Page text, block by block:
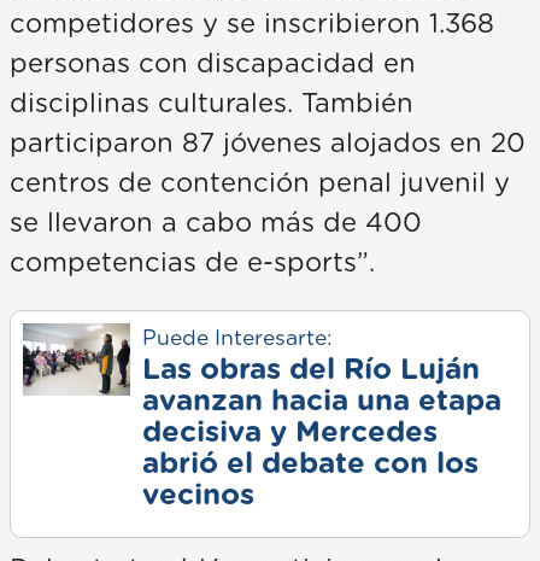
competidores y se inscribieron 1.368
personas con discapacidad en
disciplinas culturales. También
participaron 87 jóvenes alojados en 20
centros de contención penal juvenil y
se llevaron a cabo más de 400
competencias de e-sports”.
Puede Interesarte:
Las obras del Río Luján
avanzan hacia una etapa
decisiva y Mercedes
abrió el debate con los
vecinos